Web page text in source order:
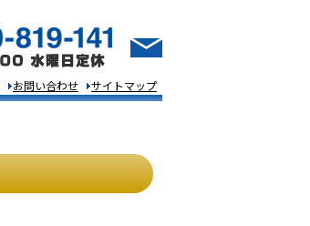
お問い合わせ サイトマップ